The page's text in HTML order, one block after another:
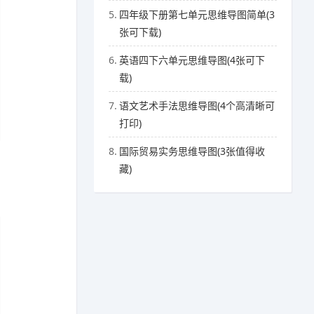
5. 四年级下册第七单元思维导图简单(3
张可下载)
6. 英语四下六单元思维导图(4张可下
载)
7. 语文艺术手法思维导图(4个高清晰可
打印)
8. 国际贸易实务思维导图(3张值得收
藏)